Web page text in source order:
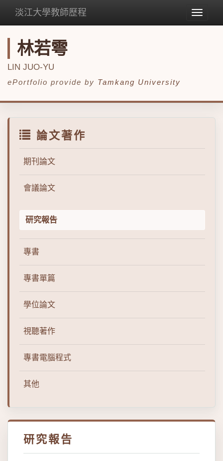
Toggle
淡江大學教師歷程
林若雩
LIN JUO-YU
ePortfolio provide by Tamkang University
論文著作
期刊論文
會議論文
研究報告
專書
專書單篇
學位論文
視聽著作
專書電腦程式
其他
研究報告